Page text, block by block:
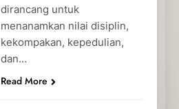
dirancang untuk
menanamkan nilai disiplin,
kekompakan, kepedulian,
dan…
Read More